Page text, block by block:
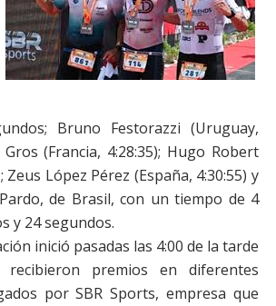
Bruno Festorazzi (Uruguay,
Gros (Francia, 4:28:35); Hugo Robert
Zeus López Pérez (España, 4:30:55) y
de Brasil, con un tiempo de 4
y 24 segundos.
inició pasadas las 4:00 de la tarde
premios en diferentes
por SBR Sports, empresa que